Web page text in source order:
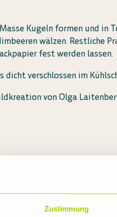
Zustimmung
Kugeln formen und in
wälzen. Restliche
fest werden lassen.
dicht verschlossen im
von Olga